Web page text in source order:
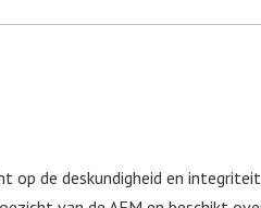
de deskundigheid en